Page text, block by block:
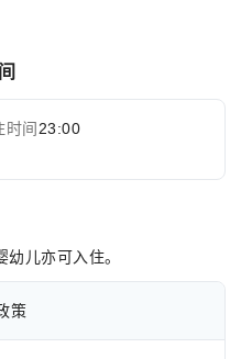
时间 23:00
儿亦可入住。
策